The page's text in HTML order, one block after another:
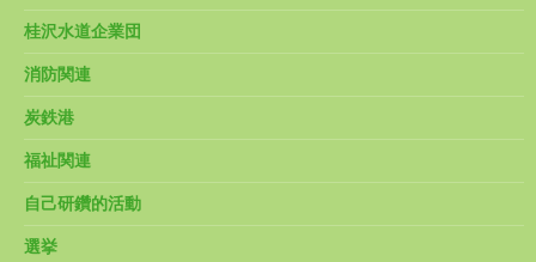
桂沢水道企業団
消防関連
炭鉄港
福祉関連
自己研鑽的活動
選挙